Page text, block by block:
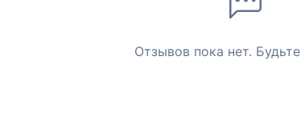
Отзывов пока нет.